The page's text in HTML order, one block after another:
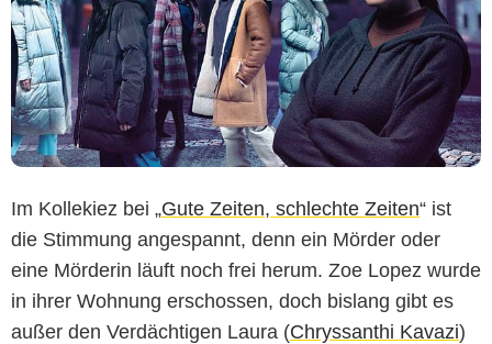
Im Kollekiez bei „Gute Zeiten, schlechte Zeiten“ ist
die Stimmung angespannt, denn ein Mörder oder
eine Mörderin läuft noch frei herum. Zoe Lopez wurde
in ihrer Wohnung erschossen, doch bislang gibt es
außer den Verdächtigen Laura (Chryssanthi Kavazi)